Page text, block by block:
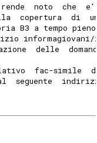
noto  che
copertura  di
B3 a tempo
delle
fac-simile
seguente